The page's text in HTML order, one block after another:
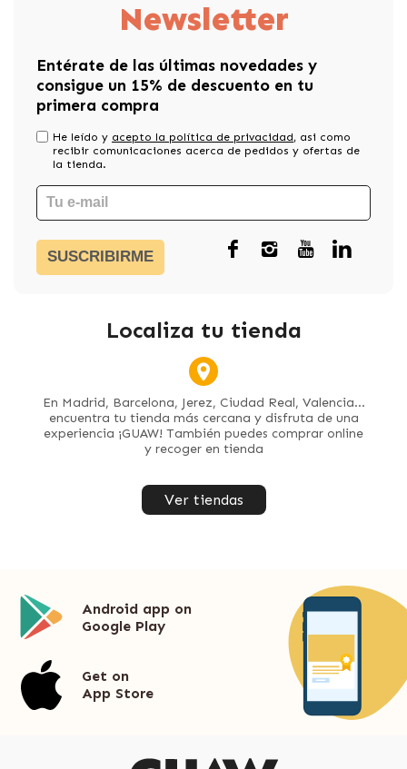
Newsletter
Entérate de las últimas novedades y
consigue un 15% de descuento en tu
primera compra
He leído y acepto la política de privacidad, asi como
recibir comunicaciones acerca de pedidos y ofertas de
la tienda.
SUSCRIBIRME
Localiza tu tienda
En Madrid, Barcelona, Jerez, Ciudad Real, Valencia...
encuentra tu tienda más cercana y disfruta de una
experiencia ¡GUAW! También puedes comprar online
y recoger en tienda
Ver tiendas
Android app on
Google Play
Get on
App Store